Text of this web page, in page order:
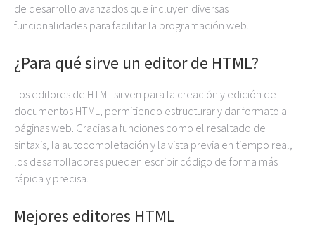
de desarrollo avanzados que incluyen diversas
funcionalidades para facilitar la programación web.
¿Para qué sirve un editor de HTML?
Los editores de HTML sirven para la creación y edición de
documentos HTML, permitiendo estructurar y dar formato a
páginas web. Gracias a funciones como el resaltado de
sintaxis, la autocompletación y la vista previa en tiempo real,
los desarrolladores pueden escribir código de forma más
rápida y precisa.
Mejores editores HTML